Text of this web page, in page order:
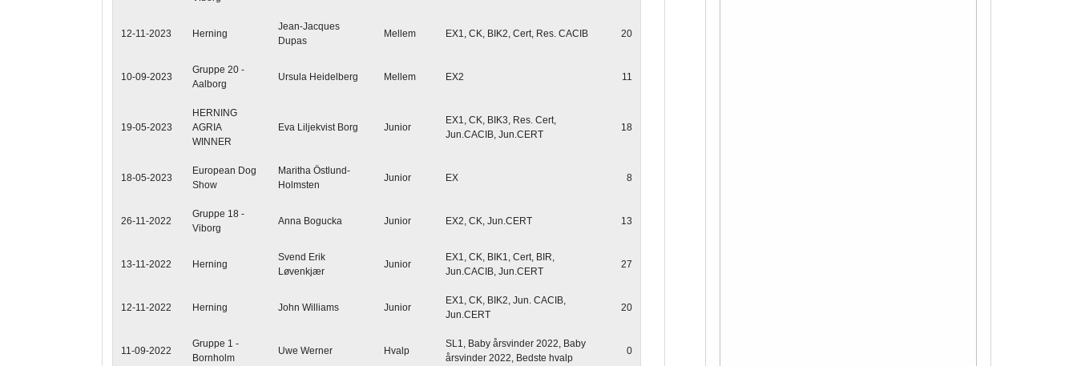
12-11-2023 Herning
Jean-Jacques
Dupas
Mellem EX1, CK, BIK2, Cert, Res. CACIB 20
10-09-2023
Gruppe 20 -
Aalborg
Ursula Heidelberg Mellem EX2 11
19-05-2023
HERNING
AGRIA
WINNER
Eva Liljekvist Borg Junior
EX1, CK, BIK3, Res. Cert,
Jun.CACIB, Jun.CERT
18
18-05-2023
European Dog
Show
Maritha Östlund-
Holmsten
Junior EX 8
26-11-2022
Gruppe 18 -
Viborg
Anna Bogucka Junior EX2, CK, Jun.CERT 13
13-11-2022 Herning
Svend Erik
Løvenkjær
Junior
EX1, CK, BIK1, Cert, BIR,
Jun.CACIB, Jun.CERT
27
12-11-2022 Herning John Williams Junior
EX1, CK, BIK2, Jun. CACIB,
Jun.CERT
20
11-09-2022
Gruppe 1 -
Bornholm
Uwe Werner Hvalp
SL1, Baby årsvinder 2022, Baby
årsvinder 2022, Bedste hvalp
0